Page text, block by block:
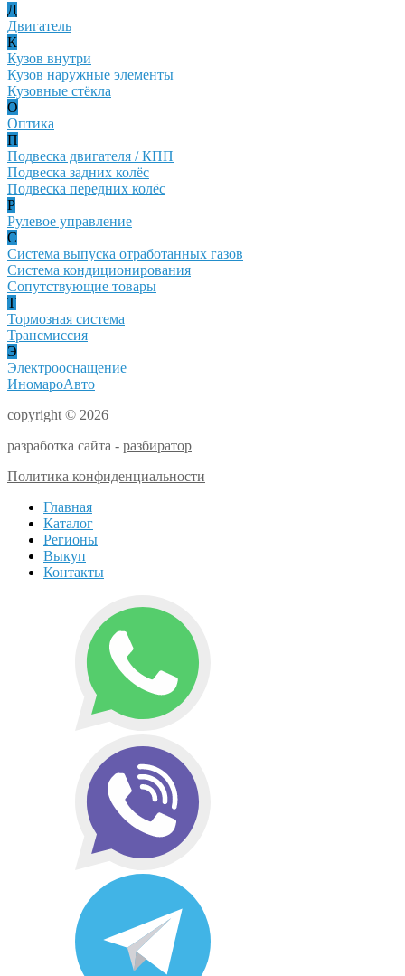
Д
Двигатель
К
Кузов внутри
Кузов наружные элементы
Кузовные стёкла
О
Оптика
П
Подвеска двигателя / КПП
Подвеска задних колёс
Подвеска передних колёс
Р
Рулевое управление
С
Система выпуска отработанных газов
Система кондиционирования
Сопутствующие товары
Т
Тормозная система
Трансмиссия
Э
Электрооснащение
ИномароАвто
copyright © 2026
разработка сайта - разбиратор
Политика конфиденциальности
Главная
Каталог
Регионы
Выкуп
Контакты